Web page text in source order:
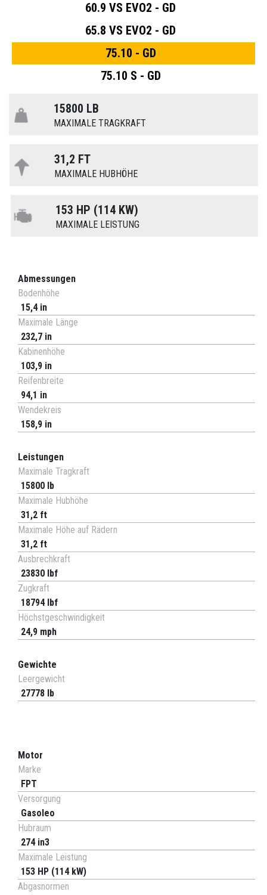
60.9 VS EVO2 - GD
65.8 VS EVO2 - GD
75.10 - GD
75.10 S - GD
15800 LB
MAXIMALE TRAGKRAFT
31,2 FT
MAXIMALE HUBHÖHE
153 HP (114 KW)
MAXIMALE LEISTUNG
Abmessungen
Bodenhöhe
15,4 in
Maximale Länge
232,7 in
Kabinenhöhe
103,9 in
Reifenbreite
94,1 in
Wendekreis
158,9 in
Leistungen
Maximale Tragkraft
15800 lb
Maximale Hubhöhe
31,2 ft
Maximale Höhe auf Rädern
31,2 ft
Ausbrechkraft
23830 lbf
Zugkraft
18794 lbf
Höchstgeschwindigkeit
24,9 mph
Gewichte
Leergewicht
27778 lb
Motor
Marke
FPT
Versorgung
Gasoleo
Hubraum
274 in3
Maximale Leistung
153 HP (114 kW)
Abgasnormen